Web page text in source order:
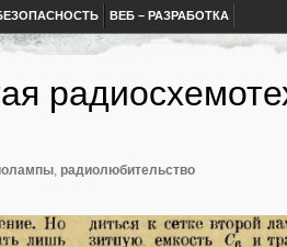
ВЕБ – РАЗРАБОТКА
, радиолюбительство